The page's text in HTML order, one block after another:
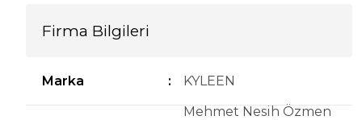
Firma Bilgileri
Marka : KYLEEN
Mehmet Nesih Özmen